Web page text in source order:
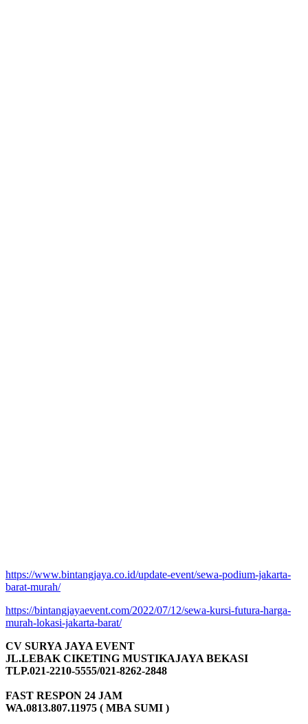
https://www.bintangjaya.co.id/update-event/sewa-podium-jakarta-
barat-murah/
https://bintangjayaevent.com/2022/07/12/sewa-kursi-futura-harga-
murah-lokasi-jakarta-barat/
CV SURYA JAYA EVENT
JL.LEBAK CIKETING MUSTIKAJAYA BEKASI
TLP.021-2210-5555/021-8262-2848
FAST RESPON 24 JAM
WA.0813.807.11975 ( MBA SUMI )